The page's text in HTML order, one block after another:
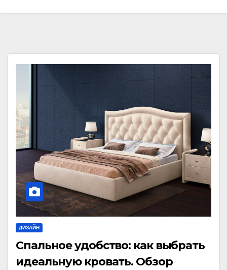
ДИЗАЙН
Спальное удобство: как выбрать
идеальную кровать. Обзор